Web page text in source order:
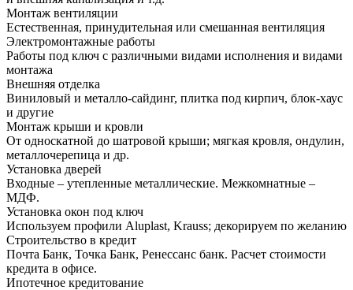
Монтаж вентиляции
Естественная, принудительная или смешанная вентиляция
Электромонтажные работы
Работы под ключ с различными видами исполнения и видами
монтажа
Внешняя отделка
Виниловый и металло-сайдинг, плитка под кирпич, блок-хаус
и другие
Монтаж крыши и кровли
От односкатной до шатровой крыши; мягкая кровля, ондулин,
металлочерепица и др.
Установка дверей
Входные – утепленные металлические. Межкомнатные –
МДФ.
Установка окон под ключ
Используем профили Aluplast, Krauss; декорируем по желанию
Строительство в кредит
Почта Банк, Точка Банк, Ренессанс банк. Расчет стоимости
кредита в офисе.
Ипотечное кредитование